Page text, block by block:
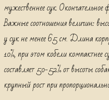
мужественнее сук.
Важные соотношения величин:
у сук не менее 65 см. Длина
10%, при этом кобели
составляет 50-52% от высоты
крупный рост при